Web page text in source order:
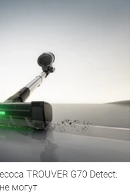
TROUVER G70 Detect:
могут